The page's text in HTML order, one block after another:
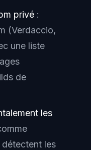
privé :
(Verdaccio,
une liste
de
les
les